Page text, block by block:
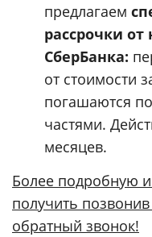
предлагаем
рассрочки
СберБанка:
от стоимости
погашаются
частями.
месяцев.
Более подробную
получить
обратный звонок!